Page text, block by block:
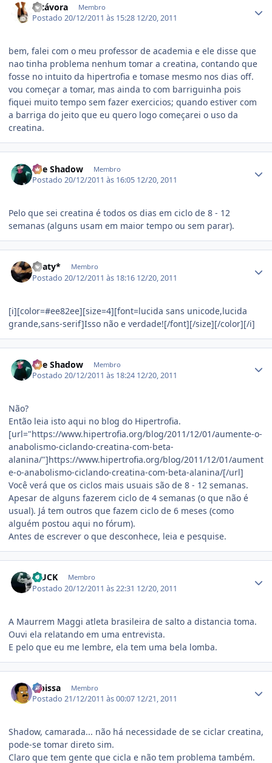
mtávora Membro
Postado20/12/2011 às 15:28 12/20, 2011
bem, falei com o meu professor de academia e ele disse que
nao tinha problema nenhum tomar a creatina, contando que
fosse no intuito da hipertrofia e tomase mesmo nos dias off.
vou começar a tomar, mas ainda to com barriguinha pois
fiquei muito tempo sem fazer exercicios; quando estiver com
a barriga do jeito que eu quero logo começarei o uso da
creatina.
The Shadow Membro
Postado20/12/2011 às 16:05 12/20, 2011
Pelo que sei creatina é todos os dias em ciclo de 8 - 12
semanas (alguns usam em maior tempo ou sem parar).
Thaty* Membro
Postado20/12/2011 às 18:16 12/20, 2011
[i][color=#ee82ee][size=4][font=lucida sans unicode,lucida
grande,sans-serif]Isso não e verdade![/font][/size][/color][/i]
The Shadow Membro
Postado20/12/2011 às 18:24 12/20, 2011
Não?
Então leia isto aqui no blog do Hipertrofia.
[url="https://www.hipertrofia.org/blog/2011/12/01/aumente-o-
anabolismo-ciclando-creatina-com-beta-
alanina/"]https://www.hipertrofia.org/blog/2011/12/01/aument
e-o-anabolismo-ciclando-creatina-com-beta-alanina/[/url]
Você verá que os ciclos mais usuais são de 8 - 12 semanas.
Apesar de alguns fazerem ciclo de 4 semanas (o que não é
usual). Já tem outros que fazem ciclo de 6 meses (como
alguém postou aqui no fórum).
Antes de escrever o que desconhece, leia e pesquise.
MUCK Membro
Postado20/12/2011 às 22:31 12/20, 2011
A Maurrem Maggi atleta brasileira de salto a distancia toma.
Ouvi ela relatando em uma entrevista.
E pelo que eu me lembre, ela tem uma bela lomba.
Tibissa Membro
Postado21/12/2011 às 00:07 12/21, 2011
Shadow, camarada... não há necessidade de se ciclar creatina,
pode-se tomar direto sim.
Claro que tem gente que cicla e não tem problema também.